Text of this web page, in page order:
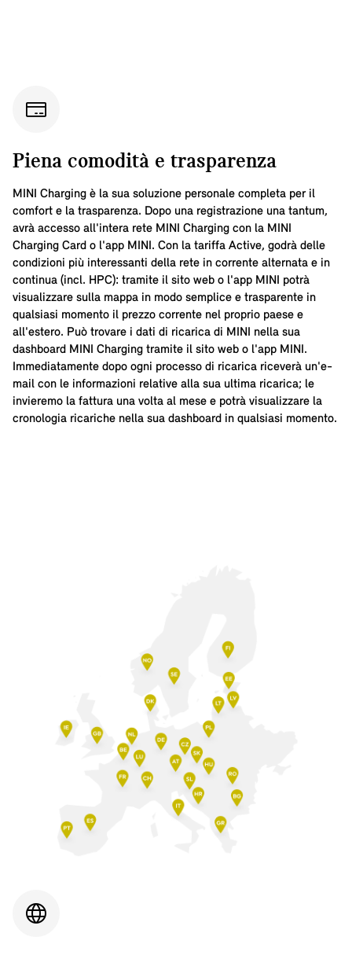
Piena comodità e trasparenza
MINI Charging è la sua soluzione personale completa per il
comfort e la trasparenza. Dopo una registrazione una tantum,
avrà accesso all'intera rete MINI Charging con la MINI
Charging Card o l'app MINI. Con la tariffa Active, godrà delle
condizioni più interessanti della rete in corrente alternata e in
continua (incl. HPC): tramite il sito web o l'app MINI potrà
visualizzare sulla mappa in modo semplice e trasparente in
qualsiasi momento il prezzo corrente nel proprio paese e
all'estero. Può trovare i dati di ricarica di MINI nella sua
dashboard MINI Charging tramite il sito web o l'app MINI.
Immediatamente dopo ogni processo di ricarica riceverà un'e-
mail con le informazioni relative alla sua ultima ricarica; le
invieremo la fattura una volta al mese e potrà visualizzare la
cronologia ricariche nella sua dashboard in qualsiasi momento.